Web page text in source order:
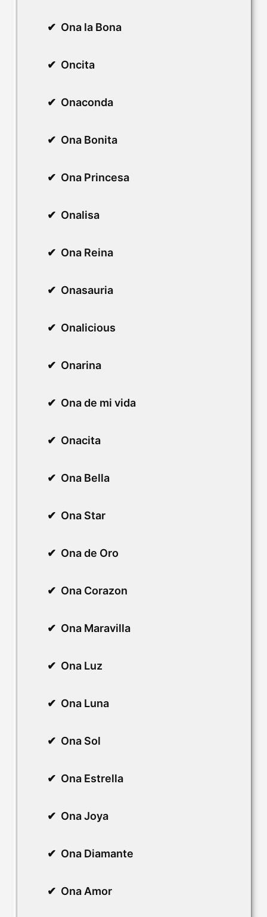
Ona la Bona
Oncita
Onaconda
Ona Bonita
Ona Princesa
Onalisa
Ona Reina
Onasauria
Onalicious
Onarina
Ona de mi vida
Onacita
Ona Bella
Ona Star
Ona de Oro
Ona Corazon
Ona Maravilla
Ona Luz
Ona Luna
Ona Sol
Ona Estrella
Ona Joya
Ona Diamante
Ona Amor